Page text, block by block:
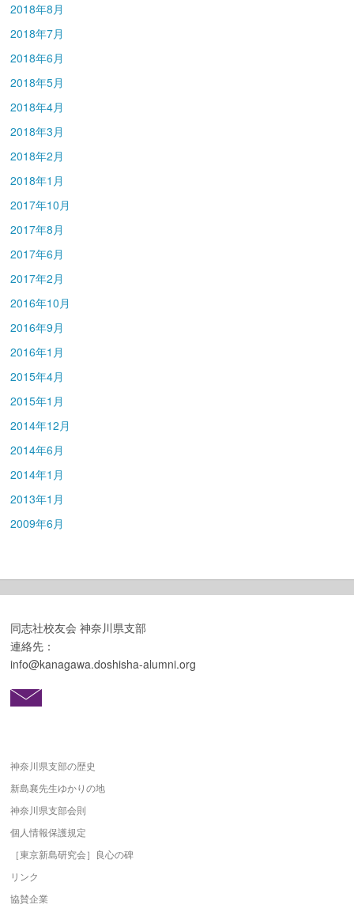
2018年8月
2018年7月
2018年6月
2018年5月
2018年4月
2018年3月
2018年2月
2018年1月
2017年10月
2017年8月
2017年6月
2017年2月
2016年10月
2016年9月
2016年1月
2015年4月
2015年1月
2014年12月
2014年6月
2014年1月
2013年1月
2009年6月
同志社校友会 神奈川県支部
連絡先：
info@kanagawa.doshisha-alumni.org
神奈川県支部の歴史
新島襄先生ゆかりの地
神奈川県支部会則
個人情報保護規定
［東京新島研究会］良心の碑
リンク
協賛企業